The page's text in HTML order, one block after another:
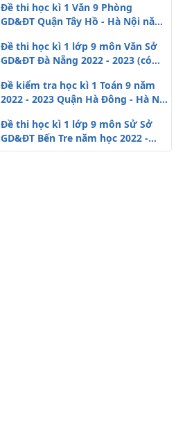
Đề thi học kì 1 Văn 9 Phòng
GD&ĐT Quận Tây Hồ - Hà Nội năm
Đề thi học kì 1 lớp 9 môn Văn Sở
GD&ĐT Đà Nẵng 2022 - 2023 (có
Đề kiểm tra học kì 1 Toán 9 năm
2022 - 2023 Quận Hà Đông - Hà Nội
Đề thi học kì 1 lớp 9 môn Sử Sở
GD&ĐT Bến Tre năm học 2022 -
2023